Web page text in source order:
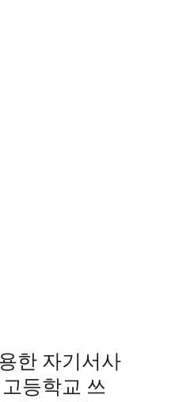
한 자기서사
등학교 쓰